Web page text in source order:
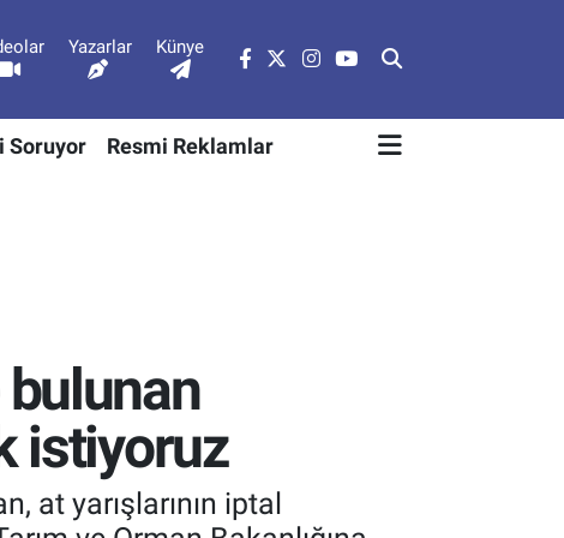
Yazarlar Künye
Soruyor Resmi Reklamlar
bulunan
istiyoruz
at yarışlarının iptal